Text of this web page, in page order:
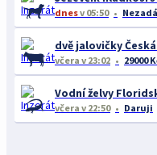
dnesv 05:50
dvě jalovičky
včera v 23:02 29000
Vodní želvy
včera v 22:50 Daruji